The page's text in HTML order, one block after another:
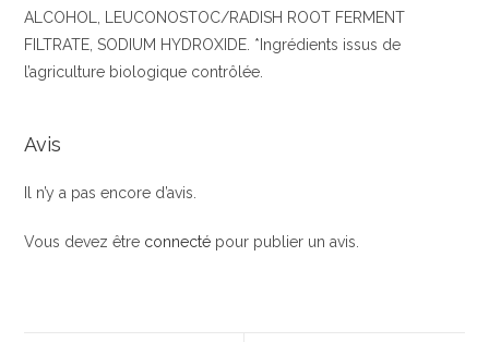
ALCOHOL, LEUCONOSTOC/RADISH ROOT FERMENT
FILTRATE, SODIUM HYDROXIDE. *Ingrédients issus de
l’agriculture biologique contrôlée.
Avis
Il n’y a pas encore d’avis.
Vous devez être connecté pour publier un avis.